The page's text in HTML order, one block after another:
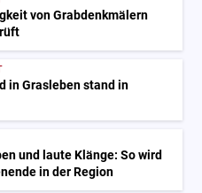
von Grabdenkmälern
in Grasleben stand in
und laute Klänge: So wird
in der Region